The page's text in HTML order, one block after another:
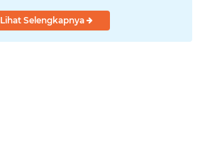
Lihat Selengkapnya